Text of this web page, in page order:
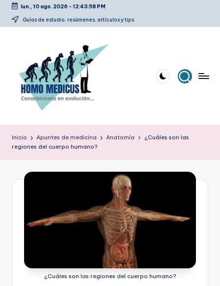
Saltar
lun., 10 ago. 2026 - 12:43:59 PM
Guías de estudio, resúmenes, artículos y tips
o
m
estudio,
Inicio Apuntes de medicina Anatomía
¿Cuáles son las
regiones del cuerpo humano?
¿Cuáles son las regiones del cuerpo humano?